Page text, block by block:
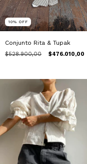
10% OFF
Conjunto Rita & Tupak
$528.900,00 $476.010,00